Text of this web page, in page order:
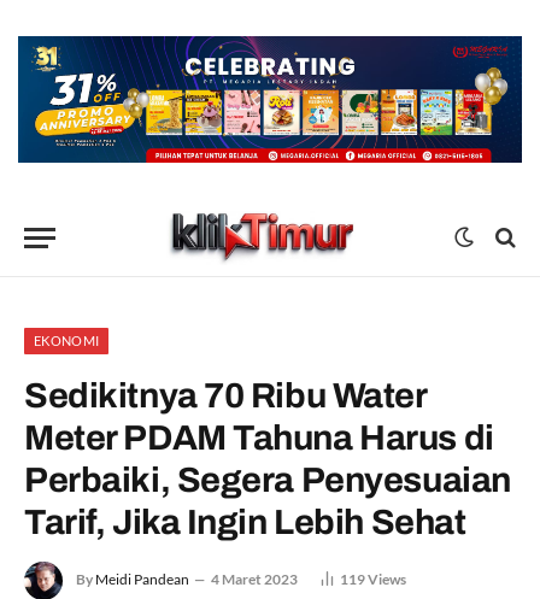
EKONOMI
Sedikitnya 70 Ribu Water
Meter PDAM Tahuna Harus di
Perbaiki, Segera Penyesuaian
Tarif, Jika Ingin Lebih Sehat
By Meidi Pandean 4 Maret 2023 119Views